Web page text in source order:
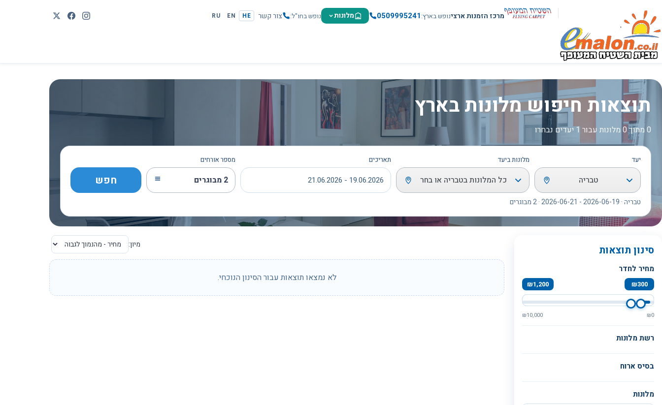
מרכז הזמנות ארצינופש בארץ 0509995241 מלונות נופש בחו"ל צור קשר HE
EN
RU
תוצאות חיפוש מלונות בארץ
0 מתוך 0 מלונות עבור 1 יעדים נבחרו
יעד
טבריה
מלונות ביעד
כל המלונות בטבריה או בחר
תאריכים
19.06.2026 - 21.06.2026
מספר אורחים
2 מבוגרים חפש
טבריה · 2026-06-19 - 2026-06-21 · 2 מבוגרים
מיון:
לא נמצאו תוצאות עבור הסינון הנוכחי.
סינון תוצאות
מחיר לחדר
₪300
₪1,200
₪0
₪10,000
רשת מלונות
בסיס ארוח
מלונות